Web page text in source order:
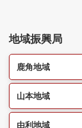
地域振興局
鹿角地域
山本地域
由利地域